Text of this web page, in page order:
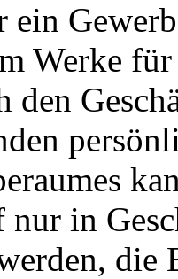
ein
Werke
den
in
die